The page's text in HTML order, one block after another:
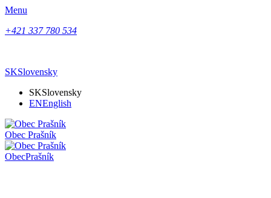
Menu
+421 337 780 534
SKSlovensky
SKSlovensky
ENEnglish
Obec Prašník
ObecPrašník